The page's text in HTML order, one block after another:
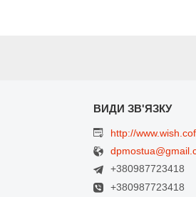
http://
+380987723418
+380987723418